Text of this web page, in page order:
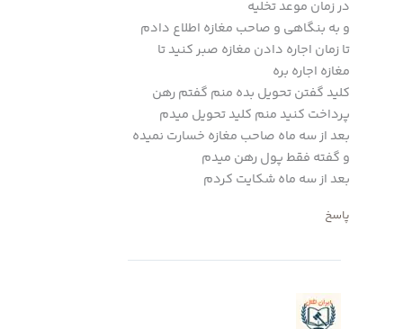
در زمان موعد تخلیه
و به بنگاهی و صاحب مغازه اطلاع دادم
تا زمان اجاره دادن مغازه صبر کنید تا
مغازه اجاره بره
کلید گفتن تحویل بده منم گفتم رهن
پرداخت کنید منم کلید تحویل میدم
بعد از سه ماه صاحب مغازه خسارت نمیده
و گفته فقط پول رهن میدم
بعد از سه ماه شکایت کردم
پاسخ